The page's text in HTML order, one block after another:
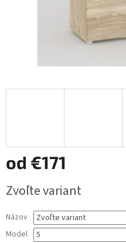
od €171
cena:
Zvoľte variant
Názov
Model